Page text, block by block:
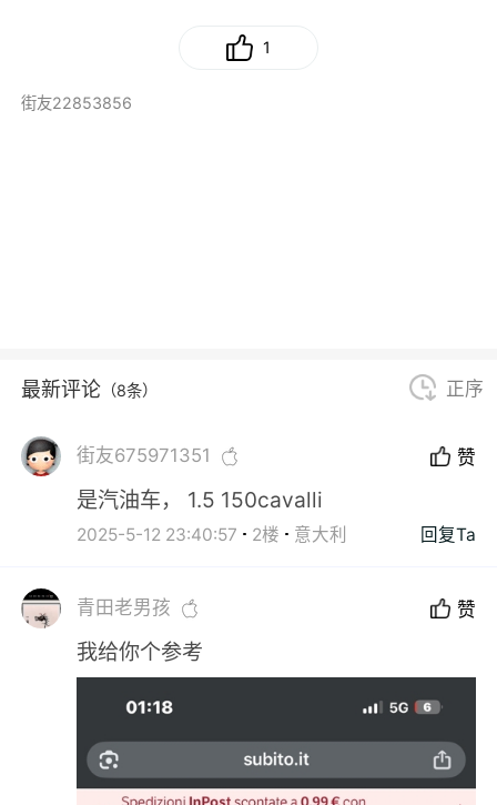
1
街友22853856
最新评论 （8条） 正序
街友675971351 赞
是汽油车， 1.5 150cavalli
2025-5-12 23:40:57 2楼 意大利 回复Ta
青田老男孩 赞
我给你个参考